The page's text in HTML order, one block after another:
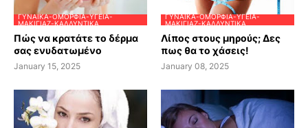
ΓΥΝΑΊΚΑ-ΟΜΟΡΦΙΆ-ΥΓΕΊΑ-
ΜΑΚΙΓΙΆΖ-ΚΑΛΛΥΝΤΙΚΆ
Πώς να κρατάτε το δέρμα
σας ενυδατωμένο
January 15, 2025
ΓΥΝΑΊΚΑ-ΟΜΟΡΦΙΆ-ΥΓΕΊΑ-
ΜΑΚΙΓΙΆΖ-ΚΑΛΛΥΝΤΙΚΆ
Λίπος στους μηρούς; Δες
πως θα το χάσεις!
January 08, 2025